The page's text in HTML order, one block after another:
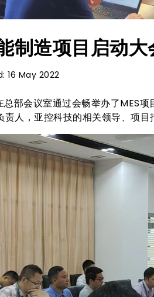
制造项目启动
16 May 2022
部会议室通过会畅举办了MES
人，亚控科技的相关领导、项目